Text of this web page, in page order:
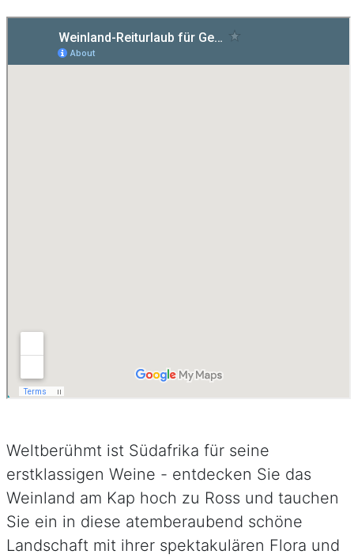
Weltberühmt ist Südafrika für seine
erstklassigen Weine - entdecken Sie das
Weinland am Kap hoch zu Ross und tauchen
Sie ein in diese atemberaubend schöne
Landschaft mit ihrer spektakulären Flora und